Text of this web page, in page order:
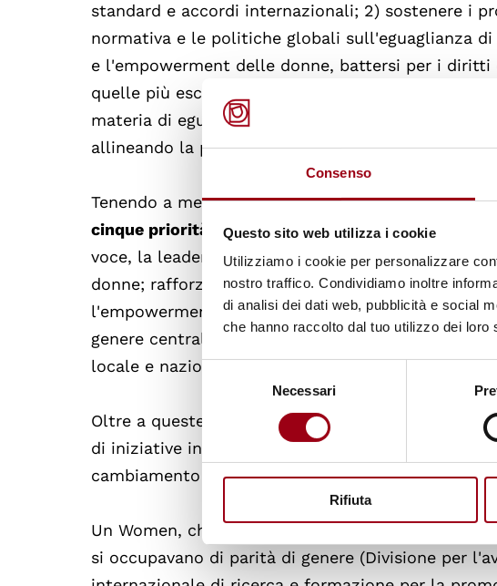
Consenso
Questo sito web utilizza i cookie
Utilizziamo i cookie per personalizzare
nostro traffico. Condividiamo inoltre
di analisi dei dati web, pubblicità e social
che hanno raccolto dal tuo utilizzo dei loro
Necessari
Rifiuta
standard e accordi internazionali; 2) sostenere i
normativa e le politiche globali sull'eguaglianza
e l'empowerment delle donne, battersi per i
quelle più escluse; 4) guidare e promuovere la
materia di eguaglianza di genere; e 5) agire come
allineando la pratica con la normativa.
Tenendo a mente gli specifici contesti di ciascun
cinque priorità tematiche sulle quali UN Women
voce, la leadership e la partecipazione delle
donne; rafforzare l'implementazione della agenda
l'empowerment delle donne in campo
genere centrali nella pianificazione e nella
locale e nazionale.
Oltre a queste cinque aree,UN Women sosterrà i
di iniziative in aree come HIV e AIDS, migrazioni,
cambiamento climatico, protezione sociale e
Un Women, che raggruppa in un solo organismo
si occupavano di parità di genere (Divisione per